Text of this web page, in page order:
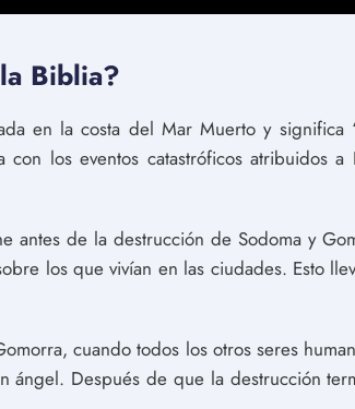
Biblia?
en la costa del Mar Muerto y significa
con los eventos catastróficos atribuidos
antes de la destrucción de Sodoma y
los que vivían en las ciudades. Esto
cuando todos los otros seres
ángel. Después de que la destrucción